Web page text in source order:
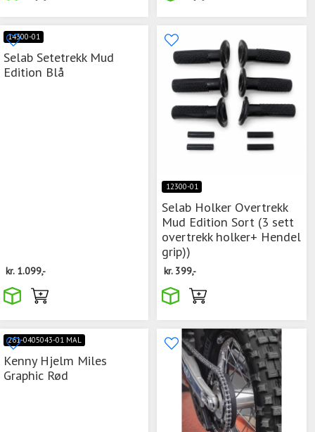
14300-01
Selab Setetrekk Mud
Edition Blå
kr. 1.099,-
12300-01
Selab Holker Overtrekk
Mud Edition Sort (3 sett
overtrekk holker+ Hendel
grip))
kr. 399,-
261-0405043-01 MAL
Kenny Hjelm Miles
Graphic Rød